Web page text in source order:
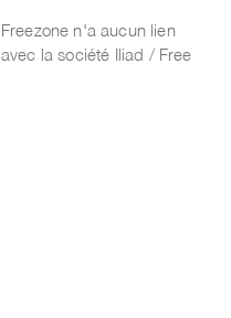
Freezone n'a aucun lien
avec la société Iliad / Free